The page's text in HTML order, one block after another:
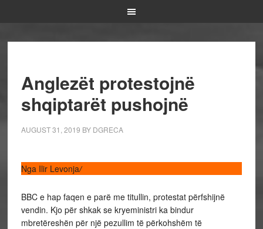
Anglezët protestojnë
shqiptarët pushojnë
AUGUST 31, 2019 BY DGRECA
Nga Ilir Levonja/
BBC e hap faqen e parë me titullin, protestat përfshijnë
vendin. Kjo për shkak se kryeministri ka bindur
mbretëreshën për një pezullim të përkohshëm të